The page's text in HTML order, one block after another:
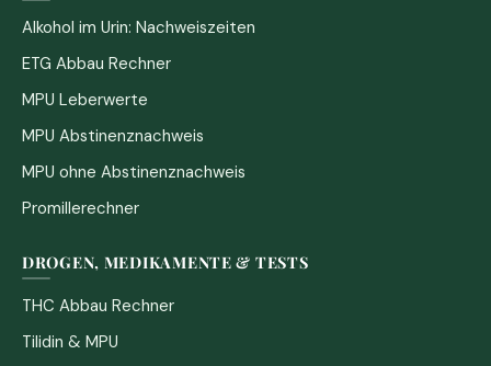
Alkohol im Urin: Nachweiszeiten
ETG Abbau Rechner
MPU Leberwerte
MPU Abstinenznachweis
MPU ohne Abstinenznachweis
Promillerechner
DROGEN, MEDIKAMENTE & TESTS
THC Abbau Rechner
Tilidin & MPU